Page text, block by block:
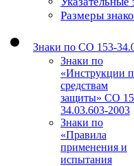
Размеры
Знаки по СО 153-
Знаки по
«Инструкции
средствам
защиты» СО
34.03.603-2003
Знаки по
«Правила
применения и
испытания